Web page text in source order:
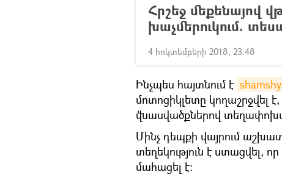
Հրշեջ մեքենայով
խաչմերուկում.
4 հոկտեմբերի 2018, 23:48
Ինչպես հայտնում է
մոտոցիկլետը կողաշրջվել
վնասվածքներով
Մինչ դեպքի վայրում
տեղեկություն է ստացվել,
մահացել է։